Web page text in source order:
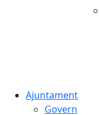
Ajuntament
Govern